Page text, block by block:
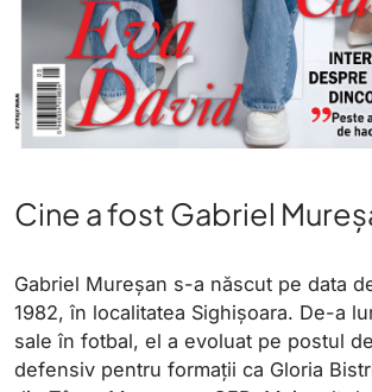
Cine a fost Gabriel
Gabriel Mureșan s-a născut pe data
1982, în localitatea Sighișoara. De-a
sale în fotbal, el a evoluat pe postul
defensiv pentru formații ca Gloria